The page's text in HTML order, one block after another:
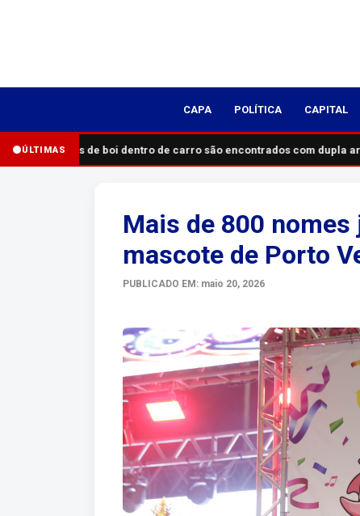
CAPA POLÍTICA CAPITAL
ÚLTIMAS
Pedaços de boi dentro de carro são encontrados com dupla
Mais de 800
mascote de Porto
PUBLICADO EM: maio 20, 2026